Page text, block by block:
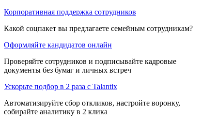
Корпоративная поддержка сотрудников
Какой соцпакет вы предлагаете семейным сотрудникам?
Оформляйте кандидатов онлайн
Проверяйте сотрудников и подписывайте кадровые
документы без бумаг и личных встреч
Ускорьте подбор в 2 раза с Talantix
Автоматизируйте сбор откликов, настройте воронку,
собирайте аналитику в 2 клика